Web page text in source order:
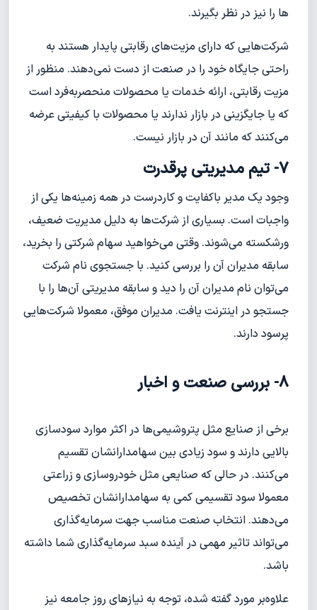
ها را نیز در نظر بگیرند.
شرکت‌هایی که دارای مزیت‌های رقابتی پایدار هستند به
راحتی جایگاه خود را در صنعت از دست نمی‌دهند. منظور از
مزیت رقابتی، ارائه خدمات یا محصولات منحصربه‌فرد است
که یا جایگزینی در بازار ندارند یا محصولات با کیفیتی عرضه
می‌کنند که مانند آن در بازار نیست.
7- تیم مدیریتی پرقدرت
وجود یک مدیر باکفایت و کاردرست در همه زمینه‌ها یکی از
واجبات است. بسیاری از شرکت‌ها به دلیل مدیریت ضعیف،
ورشکسته می‌شوند. وقتی می‌خواهید سهام شرکتی را بخرید،
سابقه مدیران آن را بررسی کنید. با جستجوی نام شرکت
می‌توان نام مدیران آن را دید و سابقه مدیریتی آن‌ها را با
جستجو در اینترنت یافت. مدیران موفق، معمولا شرکت‌هایی
پرسود دارند.
8- بررسی صنعت و اخبار
برخی از صنایع مثل پتروشیمی‌ها در اکثر موارد سودسازی
بالایی دارند و سود زیادی بین سهامدارانشان تقسیم
می‌کنند. در حالی که صنایعی مثل خودروسازی و زراعتی
معمولا سود تقسیمی کمی به سهامدارانشان تخصیص
می‌دهند. انتخاب صنعت مناسب جهت سرمایه‌گذاری
می‌تواند تاثیر مهمی در آینده سبد سرمایه‌گذاری شما داشته
باشد.
علاوه‌بر مورد گفته شده، توجه به نیازهای روز جامعه نیز